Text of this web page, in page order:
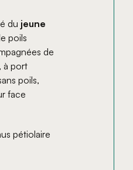
du jeune
poils
de
, à port
poils,
face
pétiolaire